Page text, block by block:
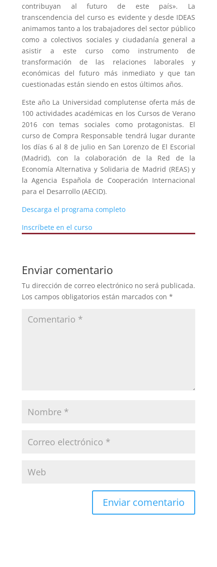
contribuyan al futuro de este país». La
transcendencia del curso es evidente y desde IDEAS
animamos tanto a los trabajadores del sector público
como a colectivos sociales y ciudadanía general a
asistir a este curso como instrumento de
transformación de las relaciones laborales y
económicas del futuro más inmediato y que tan
cuestionadas están siendo en estos últimos años.
Este año La Universidad complutense oferta más de
100 actividades académicas en los Cursos de Verano
2016 con temas sociales como protagonistas. El
curso de Compra Responsable tendrá lugar durante
los días 6 al 8 de julio en San Lorenzo de El Escorial
(Madrid), con la colaboración de la Red de la
Economía Alternativa y Solidaria de Madrid (REAS) y
la Agencia Española de Cooperación Internacional
para el Desarrollo (AECID).
Descarga el programa completo
Inscríbete en el curso
Enviar comentario
Tu dirección de correo electrónico no será publicada.
Los campos obligatorios están marcados con *